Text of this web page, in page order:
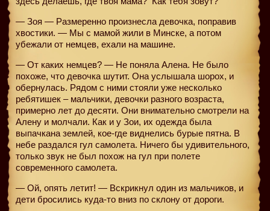
— Зоя — Размеренно произнесла девочка, поправив
хвостики. — Мы с мамой жили в Минске, а потом
убежали от немцев, ехали на машине.
— От каких немцев? — Не поняла Алена. Не было
похоже, что девочка шутит. Она услышала шорох, и
обернулась. Рядом с ними стояли уже несколько
ребятишек – мальчики, девочки разного возраста,
примерно лет до десяти. Они внимательно смотрели на
Алену и молчали. Как и у Зои, их одежда была
выпачкана землей, кое-где виднелись бурые пятна. В
небе раздался гул самолета. Ничего бы удивительного,
только звук не был похож на гул при полете
современного самолета.
— Ой, опять летит! — Вскрикнул один из мальчиков, и
дети бросились куда-то вниз по склону от дороги.